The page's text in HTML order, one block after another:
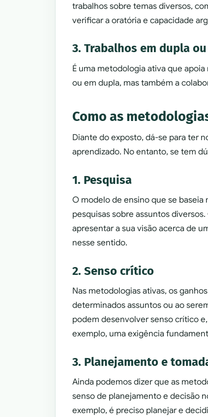
trabalhos sobre temas diversos,
verificar a oratória e capacidade
3. Trabalhos em dupla
É uma metodologia ativa que
ou em dupla, mas também a
Como as
Diante do exposto, dá-se para ter
aprendizado. No entanto, se tem
1. Pesquisa
O modelo de ensino que se
pesquisas sobre assuntos
apresentar a sua visão acerca de
nesse sentido.
2. Senso crítico
Nas metodologias ativas, os
determinados assuntos ou ao
podem desenvolver senso crítico
exemplo, uma exigência
3. Planejamento e
Ainda podemos dizer que as
senso de planejamento e decisão
exemplo, é preciso planejar e